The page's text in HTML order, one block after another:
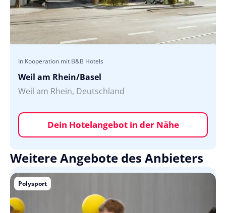
In Kooperation mit B&B Hotels
Weil am Rhein/Basel
Weil am Rhein, Deutschland
Dein Hotelangebot in der Nähe
Weitere Angebote des Anbieters
Polysport